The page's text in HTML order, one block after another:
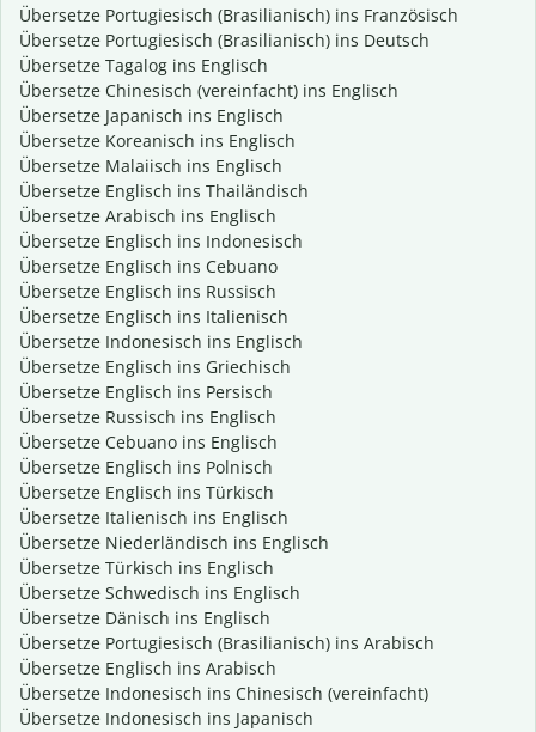
Übersetze Portugiesisch (Brasilianisch) ins Französisch
Übersetze Portugiesisch (Brasilianisch) ins Deutsch
Übersetze Tagalog ins Englisch
Übersetze Chinesisch (vereinfacht) ins Englisch
Übersetze Japanisch ins Englisch
Übersetze Koreanisch ins Englisch
Übersetze Malaiisch ins Englisch
Übersetze Englisch ins Thailändisch
Übersetze Arabisch ins Englisch
Übersetze Englisch ins Indonesisch
Übersetze Englisch ins Cebuano
Übersetze Englisch ins Russisch
Übersetze Englisch ins Italienisch
Übersetze Indonesisch ins Englisch
Übersetze Englisch ins Griechisch
Übersetze Englisch ins Persisch
Übersetze Russisch ins Englisch
Übersetze Cebuano ins Englisch
Übersetze Englisch ins Polnisch
Übersetze Englisch ins Türkisch
Übersetze Italienisch ins Englisch
Übersetze Niederländisch ins Englisch
Übersetze Türkisch ins Englisch
Übersetze Schwedisch ins Englisch
Übersetze Dänisch ins Englisch
Übersetze Portugiesisch (Brasilianisch) ins Arabisch
Übersetze Englisch ins Arabisch
Übersetze Indonesisch ins Chinesisch (vereinfacht)
Übersetze Indonesisch ins Japanisch